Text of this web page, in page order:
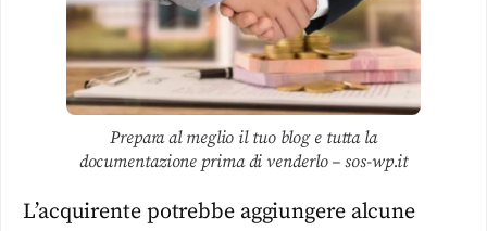
Prepara al meglio il tuo blog e tutta la
documentazione prima di venderlo – sos-wp.it
L’acquirente potrebbe aggiungere alcune